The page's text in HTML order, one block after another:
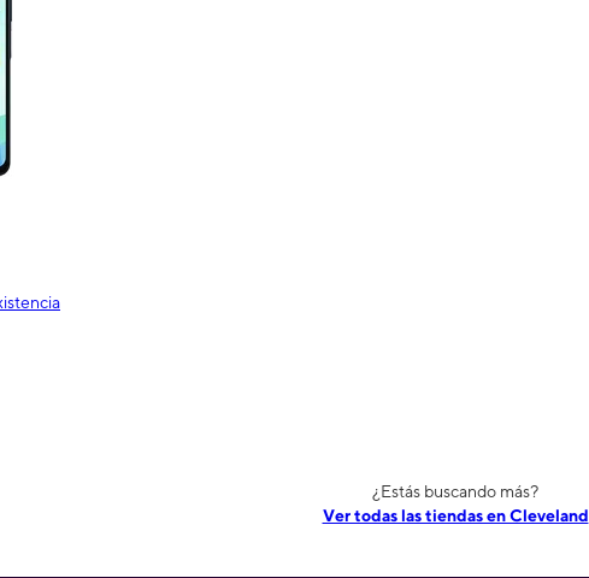
¿Estás buscando más?
Ver todas las tiendas en Cleveland